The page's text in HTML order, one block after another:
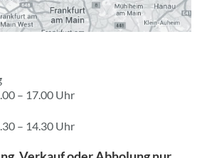
– 17.00 Uhr
– 14.30 Uhr